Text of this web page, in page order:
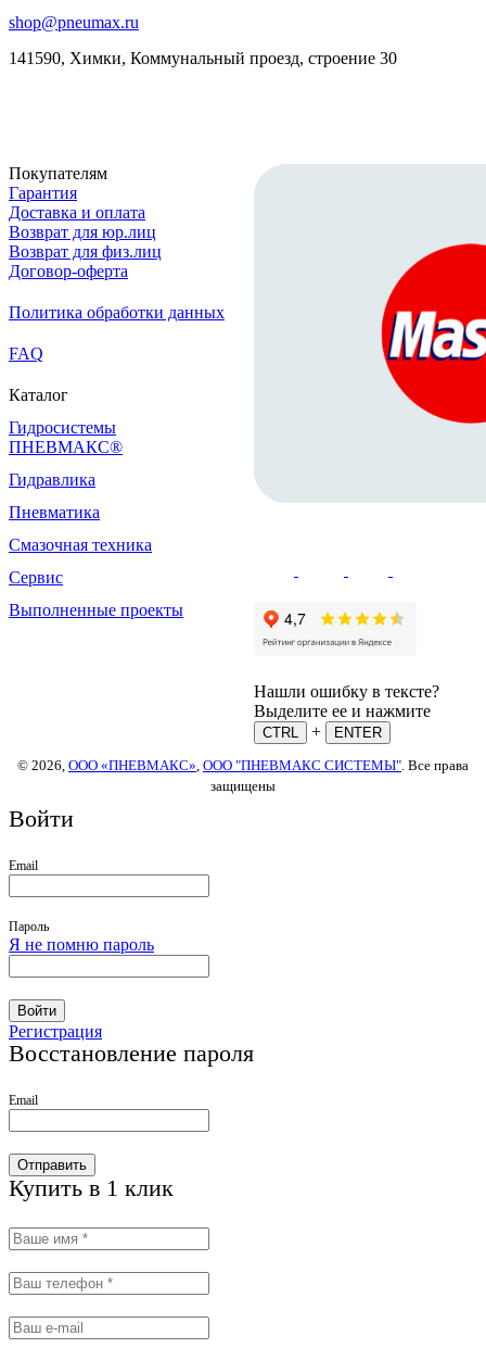
shop@pneumax.ru
141590, Химки, Коммунальный проезд, строение 30
Покупателям
Гарантия
Доставка и оплата
Возврат для юр.лиц
Возврат для физ.лиц
Договор-оферта
Политика обработки данных
FAQ
Каталог
Гидросистемы
ПНЕВМАКС®
Гидравлика
Пневматика
Смазочная техника
Сервис
Выполненные проекты
Нашли ошибку в тексте?
Выделите ее и нажмите
CTRL +
ENTER
© 2026, ООО «ПНЕВМАКС» ООО "ПНЕВМАКС СИСТЕМЫ" . Все права
защищены
Войти
Email
Пароль
Я не помню пароль
Войти
Регистрация
Восстановление пароля
Email
Отправить
Купить в 1 клик